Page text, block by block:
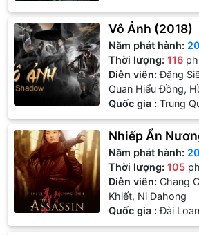
Vô Ảnh (2018)
Năm phát hành:
Thời lượng:116
Diễn viên:Đặng
Quan Hiểu Đồng,
Quốc gia : Trung
Nhiếp Ẩn
Năm phát hành:
Thời lượng:105
Diễn viên:Chang
Khiết, Ni Dahong
Quốc gia : Đài Loan